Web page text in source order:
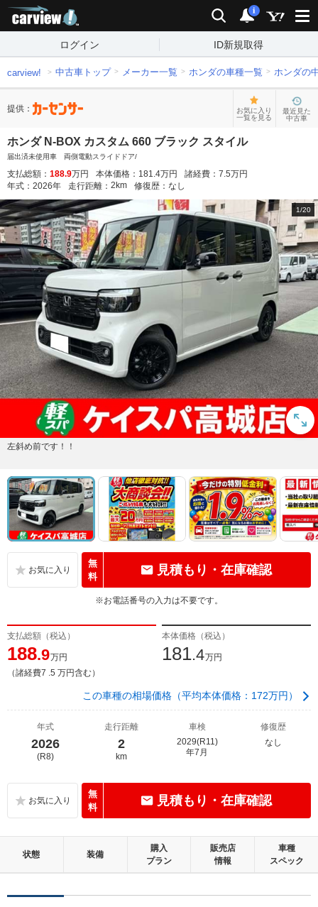
検索 通知
i
ログイン ID新規取得
carview! 中古車トップ メーカー一覧 ホンダの車種一覧 ホンダの
提供：
お気に入り
一覧を見る
最近見た
中古車
ホンダ N-BOX カスタム 660 ブラック スタイル
届出済未使用車 両側電動スライドドア/
支払総額： 188.9万円 本体価格： 181.4万円 諸経費： 7.5万円
年式： 2026年 走行距離： 2 km 修復歴： なし
1/20
左斜め前です！！
無
料
見積もり・在庫確認
※お電話番号の入力は不要です。
支払総額（税込）
188.9万円
（諸経費7 .5 万円含む）
本体価格（税込）
181.4万円
この車種の相場価格（平均本体価格：172万円）
年式
2026
(R8)
走行距離
2
km
車検
2029(R11)
年7月
修復歴
なし
無
料
見積もり・在庫確認
状態 装備
購入
プラン
販売店
情報
車種
スペック